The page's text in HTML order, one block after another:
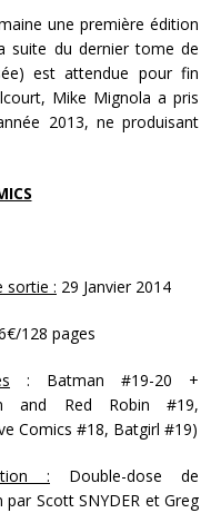
une première édition
suite du dernier tome de
est attendue pour fin
Mike Mignola a pris
2013, ne produisant
sortie : 29 Janvier 2014
128 pages
: Batman #19-20 +
and Red Robin #19,
Comics #18, Batgirl #19)
: Double-dose de
par Scott SNYDER et Greg